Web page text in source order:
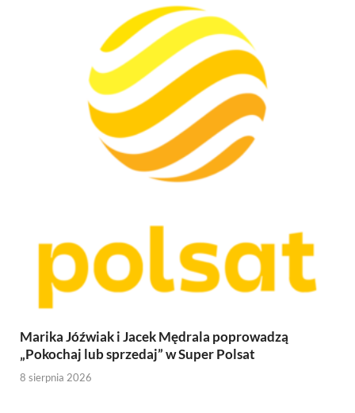
Marika Jóźwiak i Jacek Mędrala poprowadzą
„Pokochaj lub sprzedaj” w Super Polsat
8 sierpnia 2026